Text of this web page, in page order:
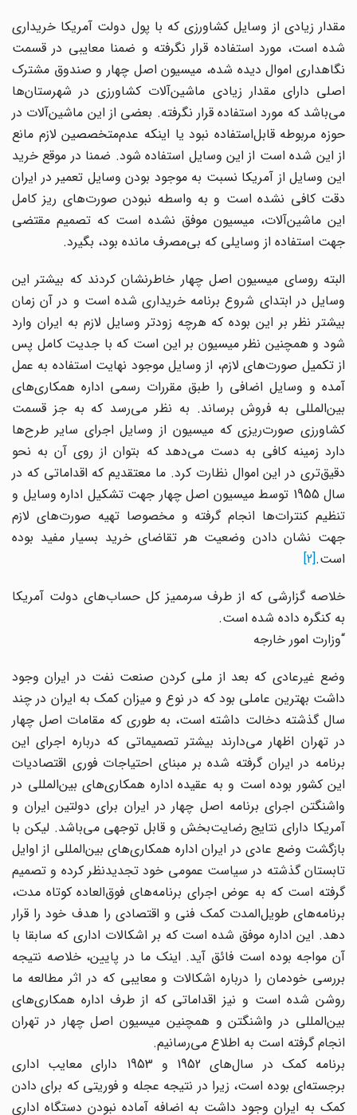
مقدار زیادی از وسایل کشاورزی که با پول دولت آمریکا خریداری
شده است، مورد استفاده قرار نگرفته و ضمنا معایبی در قسمت
نگاهداری اموال دیده شده، میسیون اصل چهار و صندوق مشترک
اصلی دارای مقدار زیادی ماشین‌آلات کشاورزی در شهرستان‌ها
می‌باشد که مورد استفاده قرار نگرفته. بعضی از این ماشین‌آلات در
حوزه مربوطه قابل‌استفاده نبود یا اینکه عدم‌متخصصین لازم مانع
از این شده است از این وسایل استفاده شود. ضمنا در موقع خرید
این وسایل از آمریکا نسبت به موجود بودن وسایل تعمیر در ایران
دقت کافی نشده است و به واسطه نبودن صورت‌های ریز کامل
این ماشین‌آلات، میسیون موفق نشده است که تصمیم مقتضی
جهت استفاده از وسایلی که بی‌مصرف مانده بود، بگیرد.
البته روسای میسیون اصل چهار خاطرنشان کردند که بیشتر این
وسایل در ابتدای شروع برنامه خریداری شده است و در آن زمان
بیشتر نظر بر این بوده که هرچه زودتر وسایل لازم به ایران وارد
شود و همچنین نظر میسیون بر این است که با جدیت کامل پس
از تکمیل صورت‌های لازم، از وسایل موجود نهایت استفاده به عمل
آمده و وسایل اضافی را طبق مقررات رسمی اداره همکاری‌های
بین‌المللی به فروش برساند. به نظر می‌رسد که به جز قسمت
کشاورزی صورت‌ریزی که میسیون از وسایل اجرای سایر طرح‌ها
دارد زمینه کافی به دست می‌دهد که بتوان از روی آن به نحو
دقیق‌تری در این اموال نظارت کرد. ما معتقدیم که اقداماتی که در
سال 1955 توسط میسیون اصل چهار جهت تشکیل اداره وسایل و
تنظیم کنترات‌ها انجام گرفته و مخصوصا تهیه صورت‌های لازم
جهت نشان دادن وضعیت هر تقاضای خرید بسیار مفید بوده
است.[2]
خلاصه گزارشی که از طرف سرممیز کل حساب‌های دولت آمریکا
به کنگره داده شده است.
“وزارت امور خارجه
وضع غیرعادی که بعد از ملی کردن صنعت نفت در ایران وجود
داشت بهترین عاملی بود که در نوع و میزان کمک به ایران در چند
سال گذشته دخالت داشته است، به طوری که مقامات اصل چهار
در تهران اظهار می‌دارند بیشتر تصمیماتی که درباره اجرای این
برنامه در ایران گرفته شده بر مبنای احتیاجات فوری اقتصادیات
این کشور بوده است و به عقیده اداره همکاری‌های بین‌المللی در
واشنگتن اجرای برنامه اصل چهار در ایران برای دولتین ایران و
آمریکا دارای نتایج رضایت‌بخش و قابل توجهی می‌باشد. لیکن با
بازگشت وضع عادی در ایران اداره همکاری‌های بین‌المللی از اوایل
تابستان گذشته در سیاست‌ عمومی خود تجدیدنظر کرده و تصمیم
گرفته است که به عوض اجرای برنامه‌های فوق‌العاده کوتاه مدت،
برنامه‌های طویل‌المدت کمک فنی و اقتصادی را هدف خود را قرار
دهد. این اداره موفق شده است که بر اشکالات اداری که سابقا با
آن مواجه بوده است فائق آید. اینک ما در پایین، خلاصه نتیجه
بررسی خودمان را درباره اشکالات و معایبی که در اثر مطالعه ما
روشن شده است و نیز اقداماتی که از طرف اداره همکاری‌های
بین‌المللی در واشنگتن و همچنین میسیون اصل چهار در تهران
انجام گرفته است به اطلاع می‌رسانیم.
برنامه کمک در سال‌های 1952 و 1953 دارای معایب اداری
برجسته‌ای بوده است، زیرا در نتیجه عجله و فوریتی که برای دادن
کمک به ایران وجود داشت به اضافه آماده نبودن دستگاه اداری